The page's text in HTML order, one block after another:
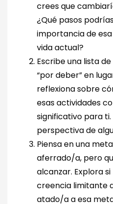
crees que
¿Qué pasos
importancia de
vida actual?
Escribe una lista
“por deber” en
reflexiona sobre
esas actividades
significativo para
perspectiva de
Piensa en una
aferrado/a, pero
alcanzar. Explora
creencia limitante
atado/a a esa